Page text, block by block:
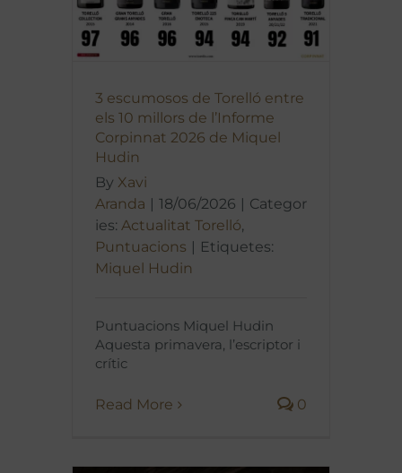
3 escumosos de Torelló entre
els 10 millors de l’Informe
Corpinnat 2026 de Miquel
Hudin
By Xavi
Aranda | 18/06/2026 | Categor
ies: Actualitat Torelló,
Puntuacions | Etiquetes:
Miquel Hudin
Puntuacions Miquel Hudin
Aquesta primavera, l’escriptor i
crític
Read More 0